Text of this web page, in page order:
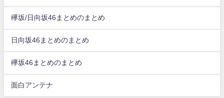
欅坂/日向坂46まとめのまとめ
日向坂46まとめのまとめ
欅坂46まとめのまとめ
面白アンテナ